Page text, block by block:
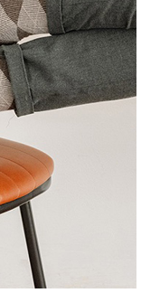
hiện đại và dễ ứng dụng.
dây phù hợp
buộc dây nam